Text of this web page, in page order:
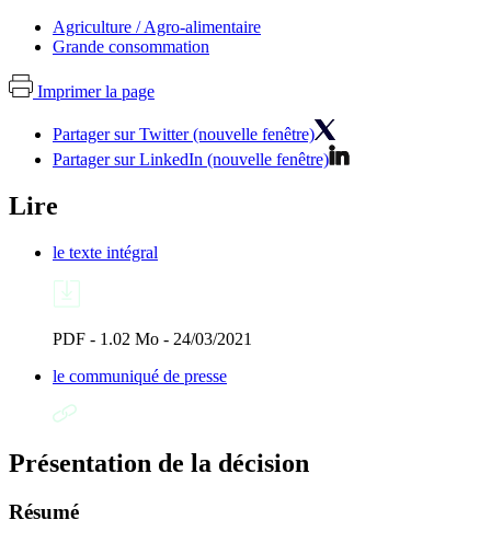
Agriculture / Agro-alimentaire
Grande consommation
Imprimer la page
Partager sur Twitter (nouvelle fenêtre)
Partager sur LinkedIn (nouvelle fenêtre)
Lire
le texte intégral
PDF - 1.02 Mo - 24/03/2021
le communiqué de presse
Présentation de la décision
Résumé